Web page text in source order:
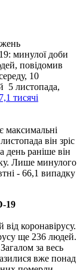
минулої доби
повідомив
10
5 листопада,
тисячі
максимальні
він зріс
день раніше він
Лише минулого
- 66,1 випадку
19
від коронавірусу.
ще 236 людей.
за весь
вже понад